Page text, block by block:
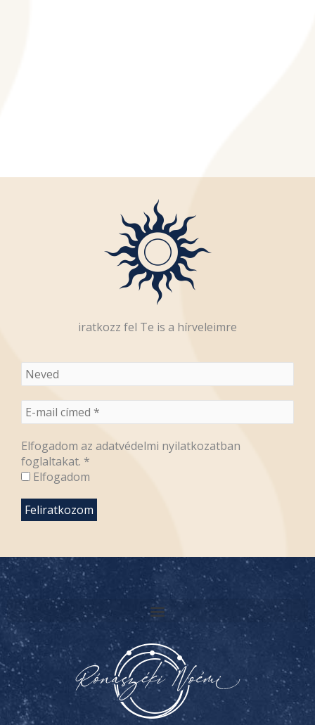
iratkozz fel Te is a hírveleimre
Elfogadom az adatvédelmi nyilatkozatban
foglaltakat. *
Elfogadom